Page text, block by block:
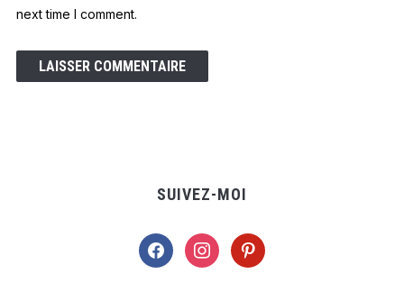
next time I comment.
SUIVEZ-MOI
facebookinstagrampinterest